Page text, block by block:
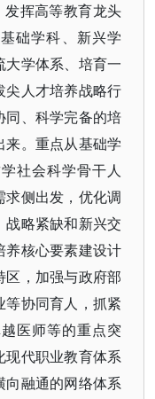
发挥高等教育龙头
础学科、新兴学
学体系、培育一
尖人才培养战略行
同、科学完备的培
。重点从基础学
社会科学骨干人
侧出发，优化调
略紧缺和新兴交
养核心要素建设计
，加强与政府部
协同育人，抓紧
医师等的重点突
现代职业教育体系
向融通的网络体系